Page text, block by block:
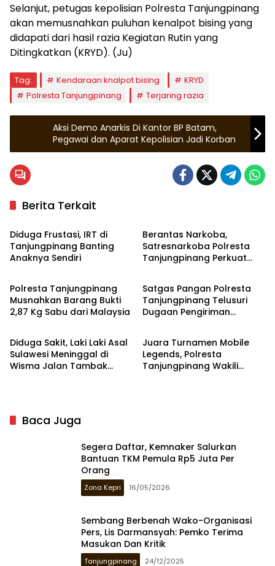
Selanjut, petugas kepolisian Polresta Tanjungpinang
akan memusnahkan puluhan kenalpot bising yang
didapati dari hasil razia Kegiatan Rutin yang
Ditingkatkan (KRYD). (Ju)
Tag: Kendaraan knalpot bising
KRYD
Polresta Tanjungpinang
Terjaring razia
Aksi Demo Anarkis Di Kantor BP Batam,
Pegawai dan Aparat Kepolisian Jadi Korban
Berita Terkait
Hukrim
Diduga Frustasi, IRT di
Tanjungpinang Banting
Anaknya Sendiri
Berantas Narkoba,
Satresnarkoba Polresta
Tanjungpinang Perkuat
Hukrim
Polresta Tanjungpinang
Musnahkan Barang Bukti
2,87 Kg Sabu dari Malaysia
Tanjungpinang
Satgas Pangan Polresta
Tanjungpinang Telusuri
Dugaan Pengiriman
Tanjungpinang
Diduga Sakit, Laki Laki Asal
Sulawesi Meninggal di
Wisma Jalan Tambak
Tanjungpinang
Juara Turnamen Mobile
Legends, Polresta
Tanjungpinang Wakili
Baca Juga
Segera Daftar, Kemnaker Salurkan
Bantuan TKM Pemula Rp5 Juta Per
Orang
Zona Kepri 16/05/2026
Sembang Berbenah Wako-Organisasi
Pers, Lis Darmansyah: Pemko Terima
Masukan Dan Kritik
Tanjungpinang 24/12/2025